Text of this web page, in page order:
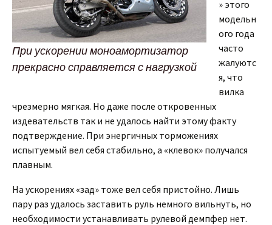
При ускорении моноамортизатор
прекрасно справляется с нагрузкой
» этого
модельн
ого года
часто
жалуютс
я, что
вилка
чрезмерно мягкая. Но даже после откровенных
издевательств так и не удалось найти этому факту
подтверждение. При энергичных торможениях
испытуемый вел себя стабильно, а «клевок» получался
плавным.
На ускорениях «зад» тоже вел себя пристойно. Лишь
пару раз удалось заставить руль немного вильнуть, но
необходимости устанавливать рулевой демпфер нет.